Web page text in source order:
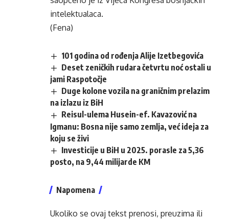
intelektualaca.
(Fena)
101 godina od rođenja Alije Izetbegovića
Deset zeničkih rudara četvrtu noć ostali u
jami Raspotočje
Duge kolone vozila na graničnim prelazim
na izlazu iz BiH
Reisul-ulema Husein-ef. Kavazović na
Igmanu: Bosna nije samo zemlja, već ideja za
koju se živi
Investicije u BiH u 2025. porasle za 5,36
posto, na 9,44 milijarde KM
Napomena
Ukoliko se ovaj tekst prenosi, preuzima ili